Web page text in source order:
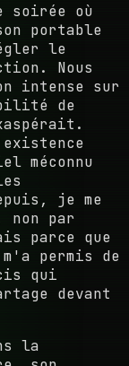
soirée où
portable
le
Nous
intense sur
de
méconnu
je me
non par
parce que
permis de
qui
devant
la